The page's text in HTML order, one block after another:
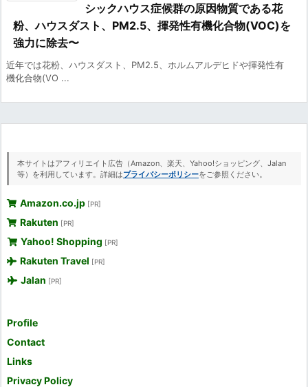
シックハウス症候群の原因物質である花
粉、ハウスダスト、PM2.5、揮発性有機化合物(VOC)を
強力に除去〜
近年では花粉、ハウスダスト、PM2.5、ホルムアルデヒドや揮発性有
機化合物(VO ...
本サイトはアフィリエイト広告（Amazon、楽天、Yahoo!ショッピング、Jalan
等）を利用しています。詳細はプライバシーポリシーをご参照ください。
Amazon.co.jp [PR]
Rakuten [PR]
Yahoo! Shopping [PR]
Rakuten Travel [PR]
Jalan [PR]
Profile
Contact
Links
Privacy Policy